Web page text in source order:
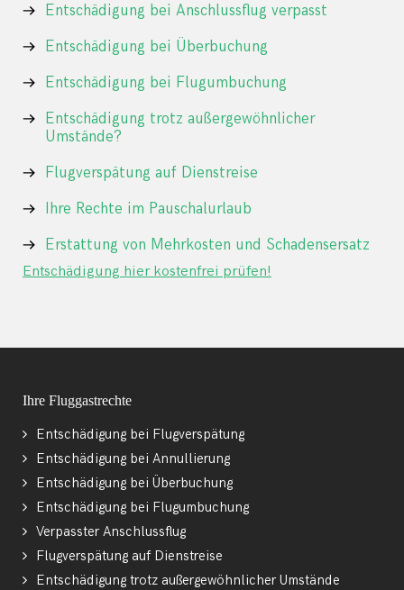
Entschädigung bei Anschlussflug verpasst
Entschädigung bei Überbuchung
Entschädigung bei Flugumbuchung
Entschädigung trotz außergewöhnlicher
Umstände?
Flugverspätung auf Dienstreise
Ihre Rechte im Pauschalurlaub
Erstattung von Mehrkosten und Schadensersatz
Entschädigung hier kostenfrei prüfen!
Ihre Fluggastrechte
Entschädigung bei Flugverspätung
Entschädigung bei Annullierung
Entschädigung bei Überbuchung
Entschädigung bei Flugumbuchung
Verpasster Anschlussflug
Flugverspätung auf Dienstreise
Entschädigung trotz außergewöhnlicher Umstände